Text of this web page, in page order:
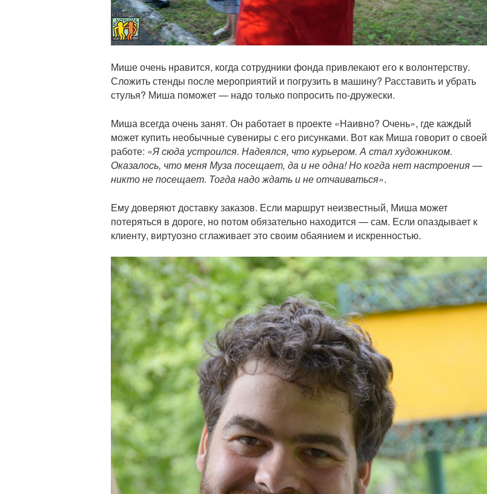
Мише очень нравится, когда сотрудники фонда привлекают его к волонтерству.
Сложить стенды после мероприятий и погрузить в машину? Расставить и убрать
стулья? Миша поможет — надо только попросить по-дружески.
Миша всегда очень занят. Он работает в проекте «Наивно? Очень», где каждый
может купить необычные сувениры с его рисунками. Вот как Миша говорит о своей
работе: «Я сюда устроился. Надеялся, что курьером. А стал художником.
Оказалось, что меня Муза посещает, да и не одна! Но когда нет настроения —
никто не посещает. Тогда надо ждать и не отчаиваться».
Ему доверяют доставку заказов. Если маршрут неизвестный, Миша может
потеряться в дороге, но потом обязательно находится — сам. Если опаздывает к
клиенту, виртуозно сглаживает это своим обаянием и искренностью.